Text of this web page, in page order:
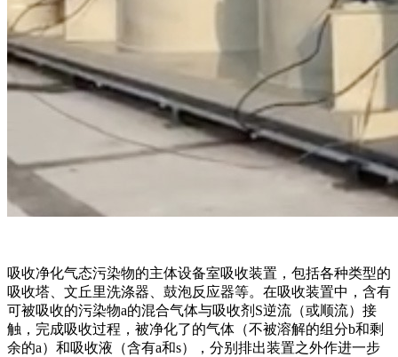
吸收净化气态污染物的主体设备室吸收装置，包括各种类型的
吸收塔、文丘里洗涤器、鼓泡反应器等。在吸收装置中，含有
可被吸收的污染物a的混合气体与吸收剂S逆流（或顺流）接
触，完成吸收过程，被净化了的气体（不被溶解的组分b和剩
余的a）和吸收液（含有a和s），分别排出装置之外作进一步